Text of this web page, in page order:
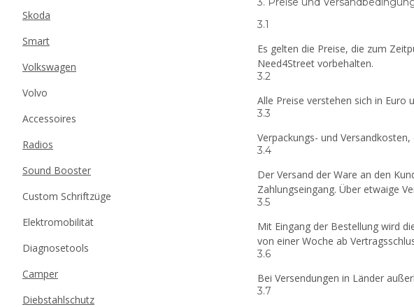
3.1
Es gelten die Preise, die zum
Need4Street vorbehalten.
3.2
Alle Preise verstehen sich in Euro
3.3
Verpackungs- und
3.4
Der Versand der Ware an den
Zahlungseingang. Über etwaige
3.5
Mit Eingang der Bestellung wird
von einer Woche ab
3.6
Bei Versendungen in Länder
3.7
Skoda
Smart
Volkswagen
Volvo
Accessoires
Radios
Sound Booster
Custom Schriftzüge
Elektromobilität
Diagnosetools
Camper
Diebstahlschutz